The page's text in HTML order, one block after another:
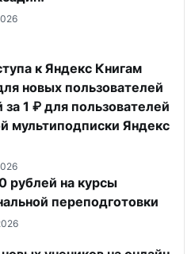
к Яндекс Книгам
новых пользователей
1 ₽ для пользователей
мультиподписки Яндекс
рублей на курсы
переподготовки